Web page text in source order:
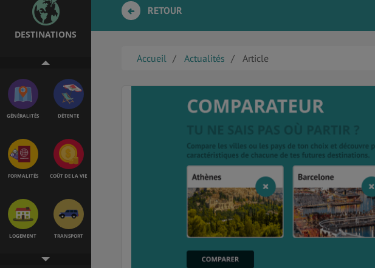
DESTINATIONS
GÉNÉRALITÉS DÉTENTE
FORMALITÉS COÛT DE LA VIE
LOGEMENT TRANSPORT
RETOUR
Accueil Actualités Article